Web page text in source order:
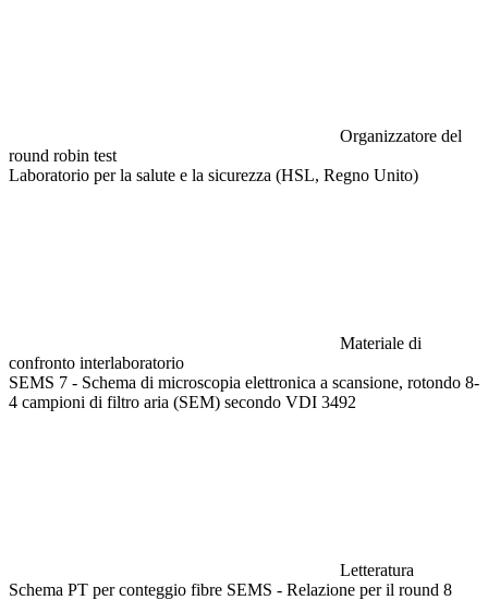
Organizzatore del
round robin test
Laboratorio per la salute e la sicurezza (HSL, Regno Unito)
Materiale di
confronto interlaboratorio
SEMS 7 - Schema di microscopia elettronica a scansione, rotondo 8-
4 campioni di filtro aria (SEM) secondo VDI 3492
Letteratura
Schema PT per conteggio fibre SEMS - Relazione per il round 8